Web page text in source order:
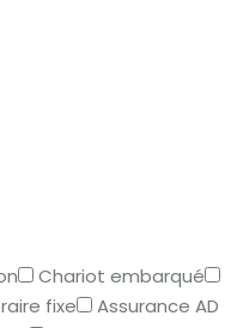
Chariot embarqué
fixe
Assurance AD